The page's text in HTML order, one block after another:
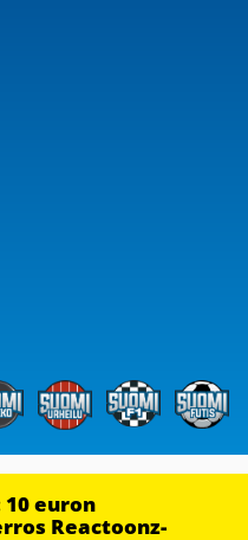
euron
Reactoonz-